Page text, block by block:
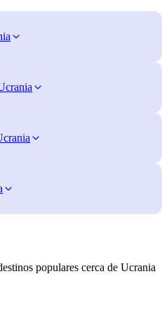
populares cerca de Ucrania